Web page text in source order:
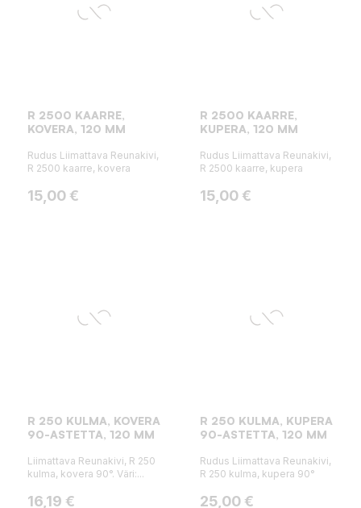
R 2500 KAARRE,
KOVERA, 120 MM
Rudus Liimattava Reunakivi,
R 2500 kaarre, kovera
Hinta
15,00 €
R 2500 KAARRE,
KUPERA, 120 MM
Rudus Liimattava Reunakivi,
R 2500 kaarre, kupera
Hinta
15,00 €
R 250 KULMA, KOVERA
90-ASTETTA, 120 MM
Liimattava Reunakivi, R 250
kulma, kovera 90°. Väri:...
Hinta
16,19 €
R 250 KULMA, KUPERA
90-ASTETTA, 120 MM
Rudus Liimattava Reunakivi,
R 250 kulma, kupera 90°
Hinta
25,00 €